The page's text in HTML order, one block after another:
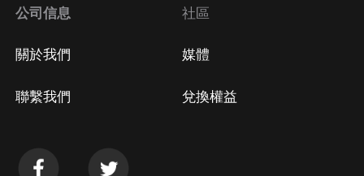
公司信息
關於我們
聯繫我們
社區
媒體
兌換權益